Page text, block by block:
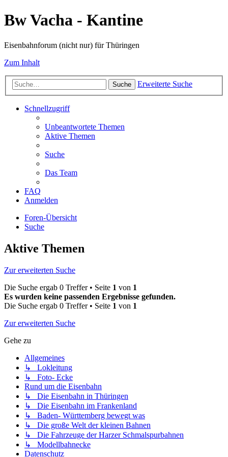
Bw Vacha - Kantine
Eisenbahnforum (nicht nur) für Thüringen
Zum Inhalt
Suche Erweiterte Suche
Schnellzugriff
Unbeantwortete Themen
Aktive Themen
Suche
Das Team
FAQ
Anmelden
Foren-Übersicht
Suche
Aktive Themen
Zur erweiterten Suche
Die Suche ergab 0 Treffer • Seite 1 von 1
Es wurden keine passenden Ergebnisse gefunden.
Die Suche ergab 0 Treffer • Seite 1 von 1
Zur erweiterten Suche
Gehe zu
Allgemeines
↳ Lokleitung
↳ Foto- Ecke
Rund um die Eisenbahn
↳ Die Eisenbahn in Thüringen
↳ Die Eisenbahn im Frankenland
↳ Baden- Württemberg bewegt was
↳ Die große Welt der kleinen Bahnen
↳ Die Fahrzeuge der Harzer Schmalspurbahnen
↳ Modellbahnecke
Datenschutz